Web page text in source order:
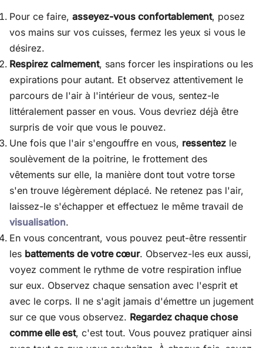
Pour ce faire, asseyez-vous confortablement, posez
vos mains sur vos cuisses, fermez les yeux si vous le
désirez.
Respirez calmement, sans forcer les inspirations ou les
expirations pour autant. Et observez attentivement le
parcours de l'air à l'intérieur de vous, sentez-le
littéralement passer en vous. Vous devriez déjà être
surpris de voir que vous le pouvez.
Une fois que l'air s'engouffre en vous, ressentez le
soulèvement de la poitrine, le frottement des
vêtements sur elle, la manière dont tout votre torse
s'en trouve légèrement déplacé. Ne retenez pas l'air,
laissez-le s'échapper et effectuez le même travail de
visualisation.
En vous concentrant, vous pouvez peut-être ressentir
les battements de votre cœur. Observez-les eux aussi,
voyez comment le rythme de votre respiration influe
sur eux. Observez chaque sensation avec l'esprit et
avec le corps. Il ne s'agit jamais d'émettre un jugement
sur ce que vous observez. Regardez chaque chose
comme elle est, c'est tout. Vous pouvez pratiquer ainsi